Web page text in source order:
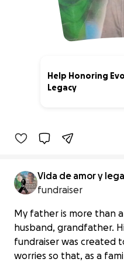
Help Honoring Evodio's Life &
Legacy
Vida de amor y
fundraiser
My father is more than
husband, grandfather.
fundraiser was created
worries so that, as a